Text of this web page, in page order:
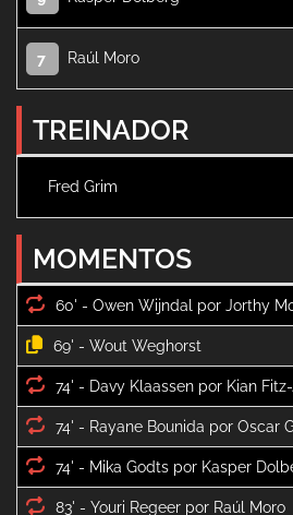
7 Raúl Moro
TREINADOR
Fred Grim
MOMENTOS
60' -
69' -
74' -
74' -
74' -
83' -